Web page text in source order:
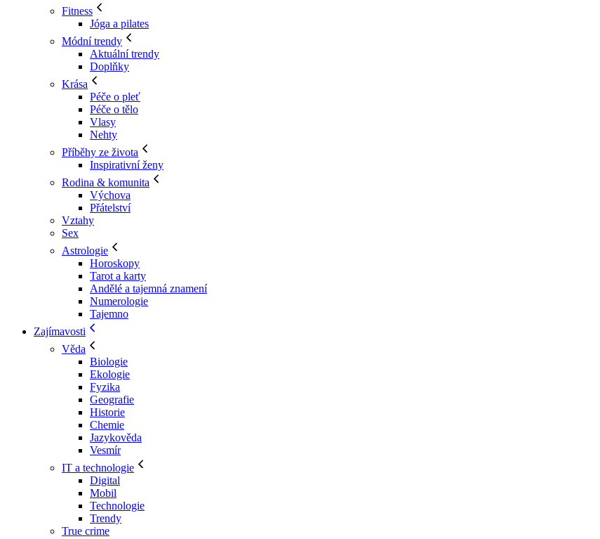
Fitness
Jóga a pilates
Módní trendy
Aktuální trendy
Doplňky
Krása
Péče o pleť
Péče o tělo
Vlasy
Nehty
Příběhy ze života
Inspirativní ženy
Rodina & komunita
Výchova
Přátelství
Vztahy
Sex
Astrologie
Horoskopy
Tarot a karty
Andělé a tajemná znamení
Numerologie
Tajemno
Zajímavosti
Věda
Biologie
Ekologie
Fyzika
Geografie
Historie
Chemie
Jazykověda
Vesmír
IT a technologie
Digital
Mobil
Technologie
Trendy
True crime